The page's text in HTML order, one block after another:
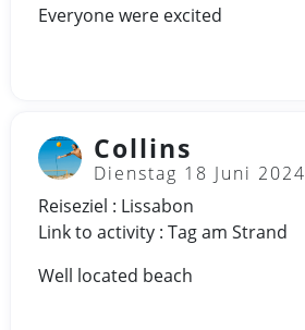
Everyone were excited
Collins
Dienstag 18 Juni 2024
Reiseziel : Lissabon
Link to activity : Tag am Strand
Well located beach